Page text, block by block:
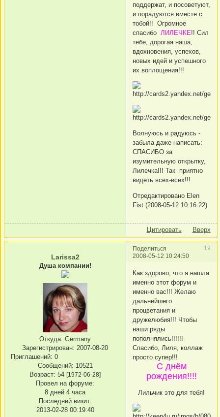
поддержат, и посоветуют,
и порадуются вместе с
тобой!! Огромное
спасибо ЛИЛЕЧКЕ!! Сил
тебе, дорогая наша,
вдохновения, успехов,
новых идей и успешного
их воплощения!!!
Волнуюсь и радуюсь -
забыла даже написать:
СПАСИБО за
изумительную открытку,
Лилечка!!! Так приятно
видеть всех-всех!!!
Отредактировано Elen
Fist (2008-05-12 10:16:22)
Цитировать Вверх
Поделиться
19
2008-05-12 10:24:50
Larissa2
Душа компании!
Откуда: Germany
Зарегистрирован: 2007-08-20
Приглашений: 0
Сообщений: 10521
Возраст: 54 [1972-06-28]
Провел на форуме:
8 дней 4 часа
Последний визит:
2013-02-28 00:19:40
Как здорово, что я нашла
именно этот форум и
именно вас!!! Желаю
дальнейшего
процветания и
дружелюбия!!! Чтобы
наши ряды
пополнялись!!!!!!
Спасибо, Лиля, коллаж
просто супер!!!
С днём
рождения!!!!
Лильчик это для тебя!